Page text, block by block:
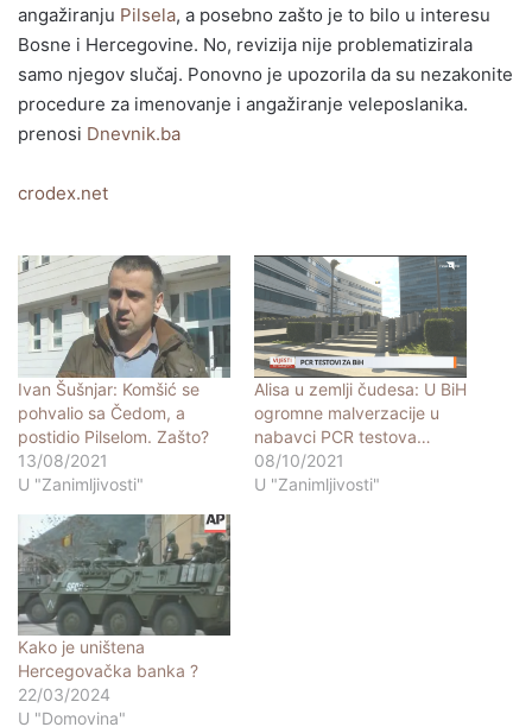
angažiranju Pilsela, a posebno zašto je to bilo u interesu
Bosne i Hercegovine. No, revizija nije problematizirala
samo njegov slučaj. Ponovno je upozorila da su nezakonite
procedure za imenovanje i angažiranje veleposlanika.
prenosi Dnevnik.ba
crodex.net
Ivan Šušnjar: Komšić se
pohvalio sa Čedom, a
postidio Pilselom. Zašto?
13/08/2021
U "Zanimljivosti"
Alisa u zemlji čudesa: U BiH
ogromne malverzacije u
nabavci PCR testova…
08/10/2021
U "Zanimljivosti"
Kako je uništena
Hercegovačka banka ?
22/03/2024
U "Domovina"